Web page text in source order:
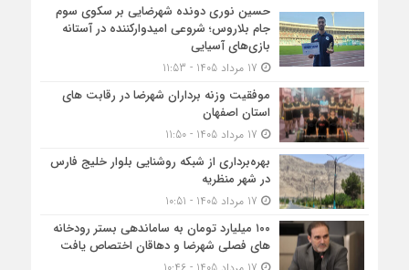
حسین نوری دونده شهرضایی بر سکوی سوم
جام بلاروس؛ شروعی امیدوارکننده در آستانه
بازی‌های آسیایی
موفقیت وزنه برداران شهرضا در رقابت های
استان اصفهان
بهره‌برداری از شبکه روشنایی بلوار خلیج فارس
در شهر منظریه
۱۰۰ میلیارد تومان به ساماندهی بستر رودخانه
های فصلی شهرضا و دهاقان اختصاص یافت